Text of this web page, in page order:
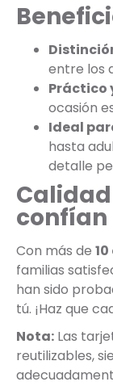
entre los
Práctico
ocasión
Ideal
hasta
detalle
confían
Con más de
familias
han sido
tú. ¡Haz que
Nota: Las
reutilizables,